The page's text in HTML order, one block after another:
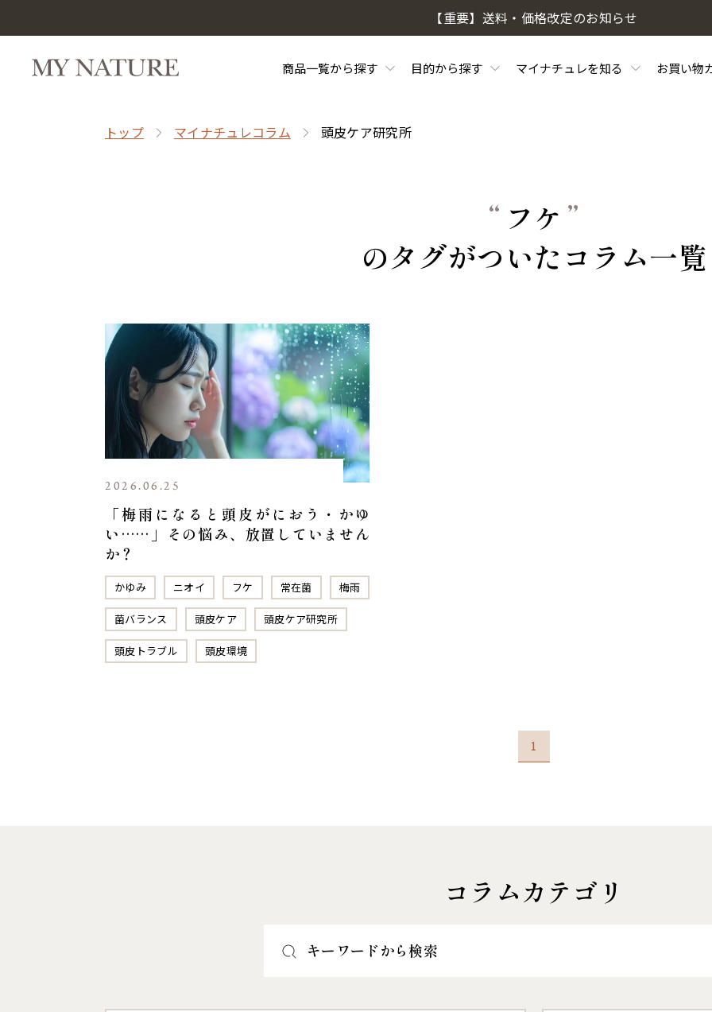
【重要】送料・価格改定のお知らせ
商品一覧から探す 目的から探す マイナチュレを知る お買い物
トップ マイナチュレコラム 頭皮ケア研究所
“ フケ ”
のタグがついたコラム一覧
2026.06.25
「梅雨になると頭皮がにおう・かゆ
い……」その悩み、放置していません
か？
かゆみ ニオイ フケ 常在菌 梅雨
菌バランス 頭皮ケア 頭皮ケア研究所
頭皮トラブル 頭皮環境
1
コラムカテゴリ
キーワードから検索